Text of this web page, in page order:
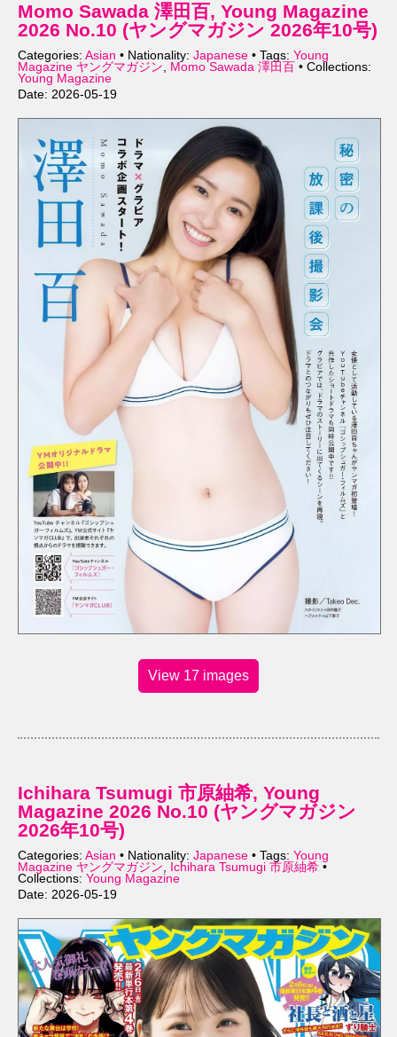
Momo Sawada 澤田百, Young Magazine
2026 No.10 (ヤングマガジン 2026年10号)
Categories: Asian • Nationality: Japanese • Tags: Young
Magazine ヤングマガジン, Momo Sawada 澤田百 • Collections:
Young Magazine
Date: 2026-05-19
View 17 images
Ichihara Tsumugi 市原紬希, Young
Magazine 2026 No.10 (ヤングマガジン
2026年10号)
Categories: Asian • Nationality: Japanese • Tags: Young
Magazine ヤングマガジン
Ichihara Tsumugi 市原紬希 •
Collections: Young Magazine
Date: 2026-05-19